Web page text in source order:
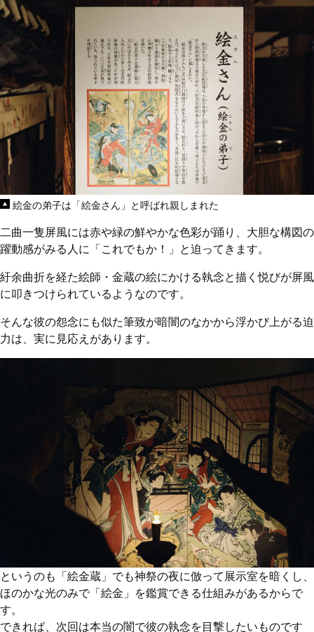
絵金の弟子は「絵金さん」と呼ばれ親しまれた
二曲一隻屏風には赤や緑の鮮やかな色彩が踊り、大胆な構図の
躍動感がみる人に「これでもか！」と迫ってきます。
紆余曲折を経た絵師・金蔵の絵にかける執念と描く悦びが屏風
に叩きつけられているようなのです。
そんな彼の怨念にも似た筆致が暗闇のなかから浮かび上がる迫
力は、実に見応えがあります。
というのも「絵金蔵」でも神祭の夜に倣って展示室を暗くし、
ほのかな光のみで「絵金」を鑑賞できる仕組みがあるからで
す。
できれば、次回は本当の闇で彼の執念を目撃したいものです